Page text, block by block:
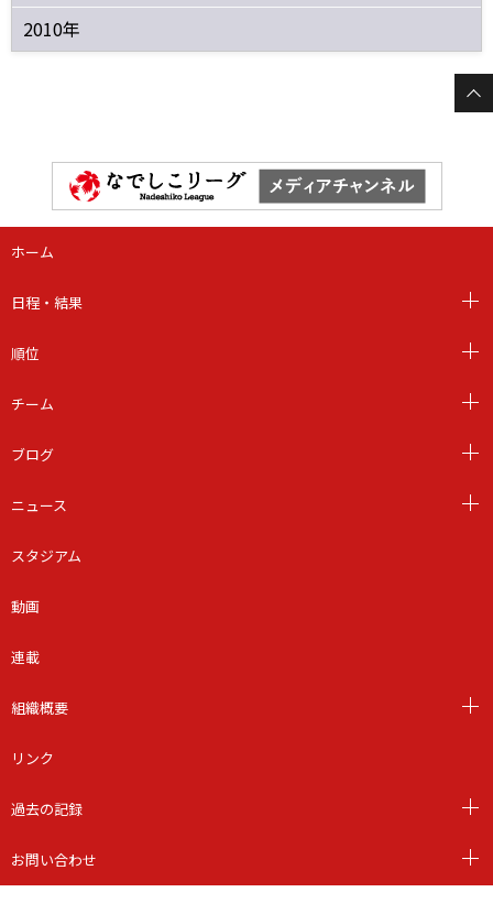
2010年
ホーム
日程・結果
順位
チーム
ブログ
ニュース
スタジアム
動画
連載
組織概要
リンク
過去の記録
お問い合わせ